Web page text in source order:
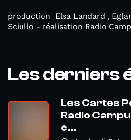
production Elsa Landard ,
Sciullo - réalisation Radio
Les derniers
Les Cartes
Radio
e...